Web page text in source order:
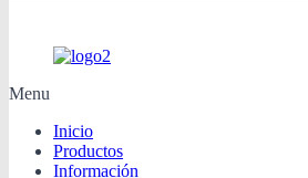
Menu
Inicio
Productos
Información